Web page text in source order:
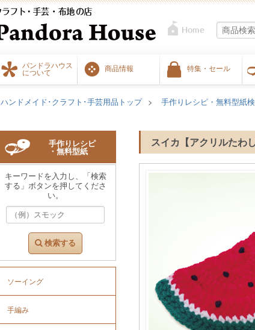
パンドラハウス
について
商品情報 特集・セール
ハンドメイド･クラフト･手芸用品トップ 手作りレシピ・無料型紙
スイカ【アクリルたわ
手作りレシピ
・無料型紙
キーワードを入力し、「検索
する」ボタンを押してくださ
い。
検索する
ソーイング
手編み